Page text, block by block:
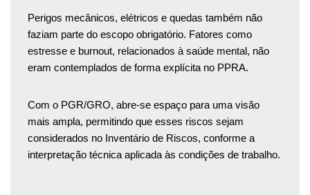
Perigos mecânicos, elétricos e quedas também não
faziam parte do escopo obrigatório. Fatores como
estresse e burnout, relacionados à saúde mental, não
eram contemplados de forma explícita no PPRA.
Com o PGR/GRO, abre-se espaço para uma visão
mais ampla, permitindo que esses riscos sejam
considerados no Inventário de Riscos, conforme a
interpretação técnica aplicada às condições de trabalho.